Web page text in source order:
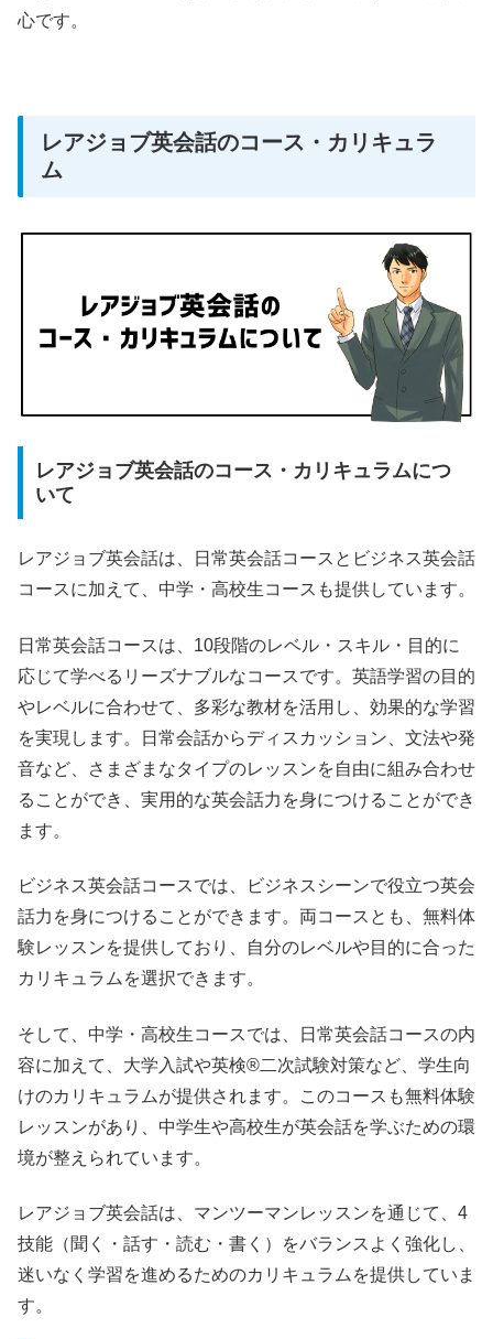
心です。
レアジョブ英会話のコース・カリキュラ
ム
レアジョブ英会話のコース・カリキュラムにつ
いて
レアジョブ英会話は、日常英会話コースとビジネス英会話
コースに加えて、中学・高校生コースも提供しています。
日常英会話コースは、10段階のレベル・スキル・目的に
応じて学べるリーズナブルなコースです。英語学習の目的
やレベルに合わせて、多彩な教材を活用し、効果的な学習
を実現します。日常会話からディスカッション、文法や発
音など、さまざまなタイプのレッスンを自由に組み合わせ
ることができ、実用的な英会話力を身につけることができ
ます。
ビジネス英会話コースでは、ビジネスシーンで役立つ英会
話力を身につけることができます。両コースとも、無料体
験レッスンを提供しており、自分のレベルや目的に合った
カリキュラムを選択できます。
そして、中学・高校生コースでは、日常英会話コースの内
容に加えて、大学入試や英検®二次試験対策など、学生向
けのカリキュラムが提供されます。このコースも無料体験
レッスンがあり、中学生や高校生が英会話を学ぶための環
境が整えられています。
レアジョブ英会話は、マンツーマンレッスンを通じて、4
技能（聞く・話す・読む・書く）をバランスよく強化し、
迷いなく学習を進めるためのカリキュラムを提供していま
す。